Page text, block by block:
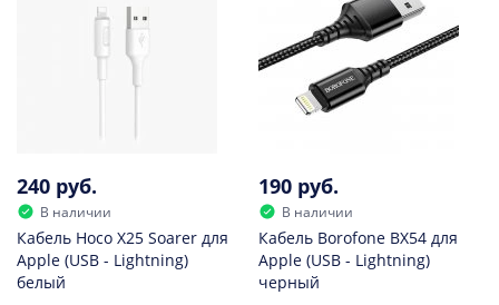
240 руб.
В наличии
Кабель Hoco X25 Soarer для
Apple (USB - Lightning)
белый
190 руб.
В наличии
Кабель Borofone BX54 для
Apple (USB - Lightning)
черный